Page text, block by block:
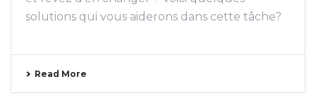
solutions qui vous aiderons dans cette tâche?
Read More